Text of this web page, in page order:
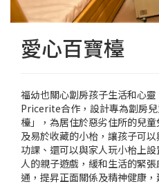
愛心百寶檯
福幼也關心劏房孩子生活和心
Pricerite合作，設計專為劏房
檯」，為居住於惡劣住所的兒童
及易於收藏的小枱，讓孩子可
功課、還可以與家人玩小枱上
人的親子遊戲，緩和生活的緊
通，提昇正面關係及精神健康